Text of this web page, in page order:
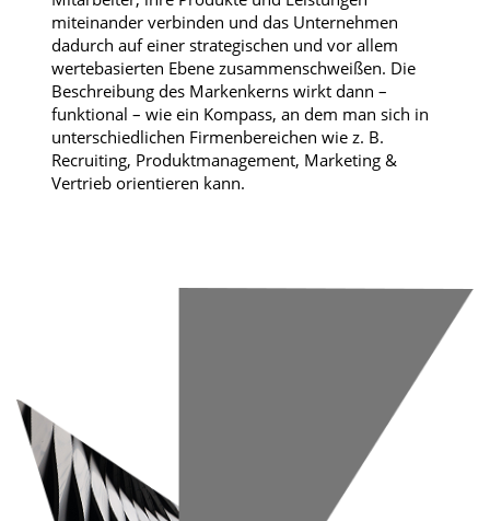
miteinander verbinden und das Unternehmen
dadurch auf einer strategischen und vor allem
wertebasierten Ebene zusammenschweißen. Die
Beschreibung des Markenkerns wirkt dann –
funktional – wie ein Kompass, an dem man sich in
unterschiedlichen Firmenbereichen wie z. B.
Recruiting, Produktmanagement, Marketing &
Vertrieb orientieren kann.